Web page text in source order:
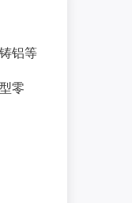
铝等
零